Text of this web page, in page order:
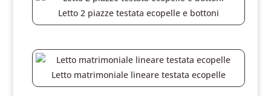
Letto 2 piazze testata ecopelle e bottoni
Letto matrimoniale lineare testata ecopelle